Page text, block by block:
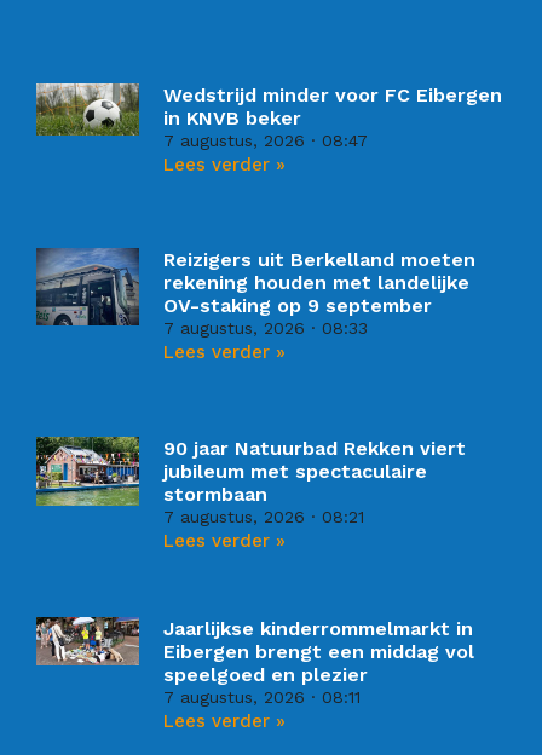
Wedstrijd minder voor FC Eibergen
in KNVB beker
7 augustus, 2026 08:47
Lees verder »
Reizigers uit Berkelland moeten
rekening houden met landelijke
OV-staking op 9 september
7 augustus, 2026 08:33
Lees verder »
90 jaar Natuurbad Rekken viert
jubileum met spectaculaire
stormbaan
7 augustus, 2026 08:21
Lees verder »
Jaarlijkse kinderrommelmarkt in
Eibergen brengt een middag vol
speelgoed en plezier
7 augustus, 2026 08:11
Lees verder »